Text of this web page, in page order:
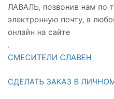
ЛАВАЛЬ, позвонив нам по
электронную почту, в
онлайн на сайте
.
СМЕСИТЕЛИ СЛАВЕН
СДЕЛАТЬ ЗАКАЗ В